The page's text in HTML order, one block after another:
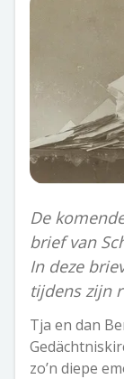
De
brief van
In deze
tijdens zijn
Tja en dan
zo’n diepe